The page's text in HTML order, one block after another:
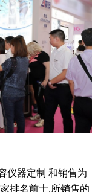
仪器定制 和销售为
排名前十,所销售的